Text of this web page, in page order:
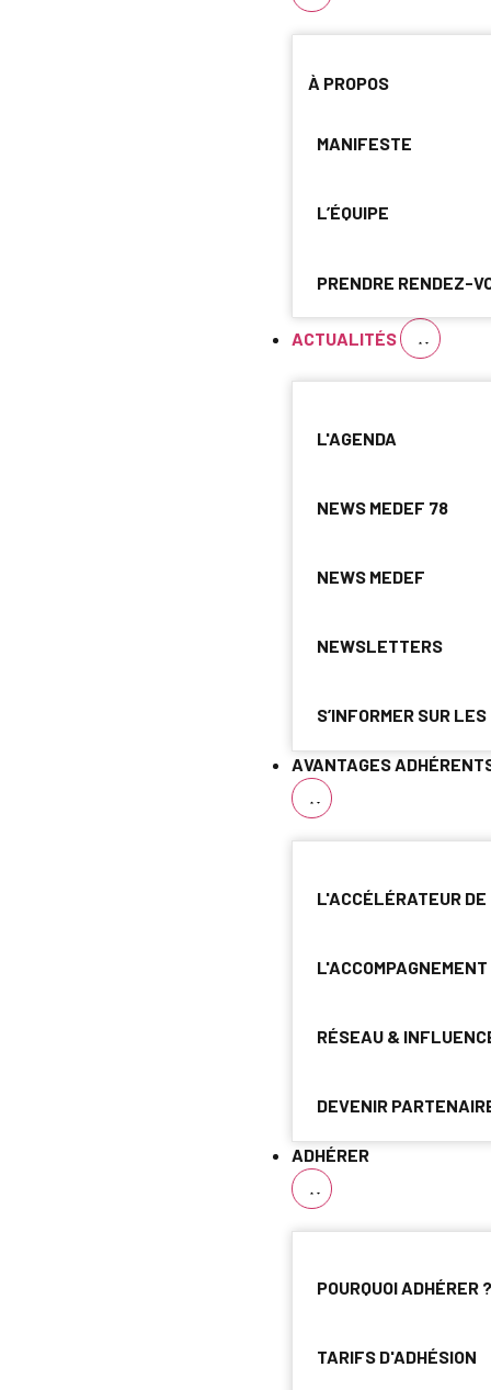
À PROPOS
MANIFESTE
L’ÉQUIPE
PRENDRE RENDEZ-
ACTUALITÉS
L'AGENDA
NEWS MEDEF 78
NEWS MEDEF
NEWSLETTERS
S’INFORMER SUR
AVANTAGES
L'ACCÉLÉRATEUR DE
L'ACCOMPAGNEMENT
RÉSEAU &
DEVENIR
ADHÉRER
POURQUOI ADHÉRER ?
TARIFS D'ADHÉSION